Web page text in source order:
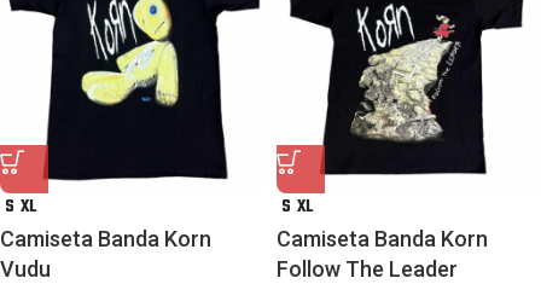
S XL
Camiseta Banda Korn
Vudu
S XL
Camiseta Banda Korn
Follow The Leader